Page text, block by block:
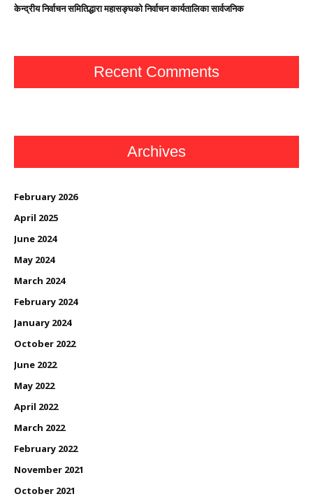
केन्द्रीय निर्वाचन समितिद्धारा महासङ्घको निर्वाचन कार्यतालिका सार्वजनिक
Recent Comments
Archives
February 2026
April 2025
June 2024
May 2024
March 2024
February 2024
January 2024
October 2022
June 2022
May 2022
April 2022
March 2022
February 2022
November 2021
October 2021